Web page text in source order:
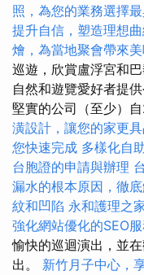
照，為您的業務選擇
提升自信，塑造理想
燴，為當地聚會帶來
巡遊，欣賞盧浮宮和
自然和遊覽愛好者提
堅實的公司（至少）
潢設計，讓您的家更
您快速完成 多樣化自
台胞證的申請與辦理
漏水的根本原因，徹
紋和凹陷 永和護理之
強化網站優化的SEO
愉快的巡迴演出，並
出。 新竹月子中心，